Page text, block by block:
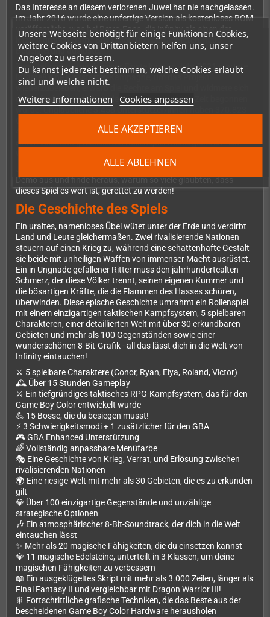
Unsere Webseite benötigt für einige Funktionen Cookies,
weitere Cookies von Drittanbietern helfen uns, unser
Angebot zu verbessern.
Du kannst jederzeit bestimmen, welche Cookies erlaubt
sind und welche nicht.
Weitere Informationen Cookies anpassen
ALLE ABLEHNEN
ALLE AKZEPTIEREN
Das Interesse an diesem verlorenen Juwel hat nie nachgelassen.
Im Jahr 2016 wurde eine unfertige Version als kostenloses ROM
veröffentlicht, was bei Retro-Fans, die Infinity als einen der
letzten großen Game Boy Color-Titel betrachteten, neue
Begeisterung auslöste.
Zwei Jahrzehnte nach seiner Einstellung im Jahr 2021 startete
InCube8 eine Kickstarter-Kampagne, um das Projekt
wiederzubeleben, erwarb die Rechte am Spiel und widmete sich
der Aufgabe, das zu beenden, was vor so langer Zeit begonnen
4 Jahren harter Arbeit wurde das einst verlassene Juwel zu
einem vollständig realisierten Rollenspiel wiedergeboren - ein
Jetzt bist du an der Reihe, es zu erleben. Probiere die kostenlose
Demo aus und finde heraus, warum so viele glaubten, dass
dieses Spiel es wert ist, gerettet zu werden!
Die Geschichte des Spiels
Ein uraltes, namenloses Übel wütet unter der Erde und verdirbt
Land und Leute gleichermaßen. Zwei rivalisierende Nationen
steuern auf einen Krieg zu, während eine schattenhafte Gestalt
sie beide mit unheiligen Waffen von immenser Macht ausrüstet.
Ein in Ungnade gefallener Ritter muss den jahrhundertealten
Schmerz, der diese Völker trennt, seinen eigenen Kummer und
die bösartigen Kräfte, die die Flammen des Hasses schüren,
überwinden. Diese epische Geschichte umrahmt ein Rollenspiel
mit einem einzigartigen taktischen Kampfsystem, 5 spielbaren
Charakteren, einer detaillierten Welt mit über 30 erkundbaren
Gebieten und mehr als 100 Gegenständen sowie einer
wunderschönen 8-Bit-Grafik - all das lässt dich in die Welt von
Infinity eintauchen!
⚔️ 5 spielbare Charaktere (Conor, Ryan, Elya, Roland, Victor)
🕰️ Über 15 Stunden Gameplay
⚔️ Ein tiefgründiges taktisches RPG-Kampfsystem, das für den
Game Boy Color entwickelt wurde
💪 15 Bosse, die du besiegen musst!
⚡️ 3 Schwierigkeitsmodi + 1 zusätzlicher für den GBA
🎮 GBA Enhanced Unterstützung
🌈 Vollständig anpassbare Menüfarbe
🎭 Eine Geschichte von Krieg, Verrat, und Erlösung zwischen
rivalisierenden Nationen
🌍 Eine riesige Welt mit mehr als 30 Gebieten, die es zu erkunden
gilt
💎 Über 100 einzigartige Gegenstände und unzählige
strategische Optionen
🎶 Ein atmosphärischer 8-Bit-Soundtrack, der dich in die Welt
eintauchen lässt
✨ Mehr als 20 magische Fähigkeiten, die du einsetzen kannst
💎 11 magische Edelsteine, unterteilt in 3 Klassen, um deine
magischen Fähigkeiten zu verbessern
📖 Ein ausgeklügeltes Skript mit mehr als 3.000 Zeilen, länger als
Final Fantasy II und vergleichbar mit Dragon Warrior III!
🎇 Fortschrittliche grafische Techniken, die das Beste aus der
bescheidenen Game Boy Color Hardware herausholen